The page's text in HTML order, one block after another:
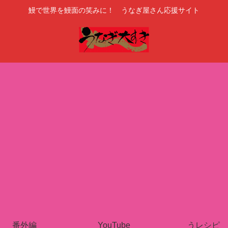
鰻で世界を鰻面の笑みに！ うなぎ屋さん応援サイト
番外編 YouTube うレシピ